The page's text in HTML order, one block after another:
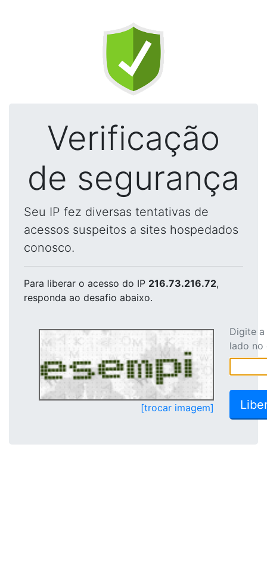
Verificação
de segurança
Seu IP fez diversas tentativas de
acessos suspeitos a sites hospedados
conosco.
Para liberar o acesso do IP 216.73.216.72,
responda ao desafio abaixo.
[trocar imagem]
Digite
lado no